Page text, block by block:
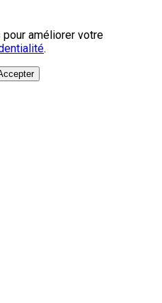
améliorer votre
.